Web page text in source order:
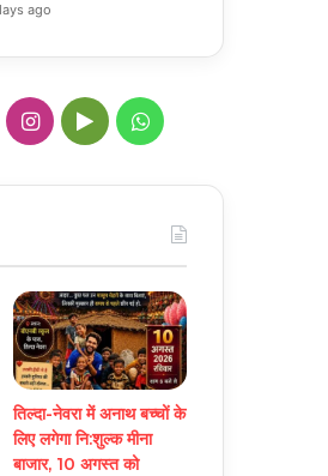
ago
Instagram
GoogleWhatsApp
तिल्दा-नेवरा में अनाथ बच्चों के
लिए लगेगा नि:शुल्क मीना
बाजार, 10 अगस्त को